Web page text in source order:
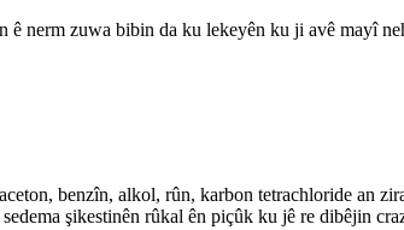
ê nerm zuwa bibin da ku lekeyên ku ji avê mayî
benzîn, alkol, rûn, karbon tetrachloride an
şikestinên rûkal ên piçûk ku jê re dibêjin